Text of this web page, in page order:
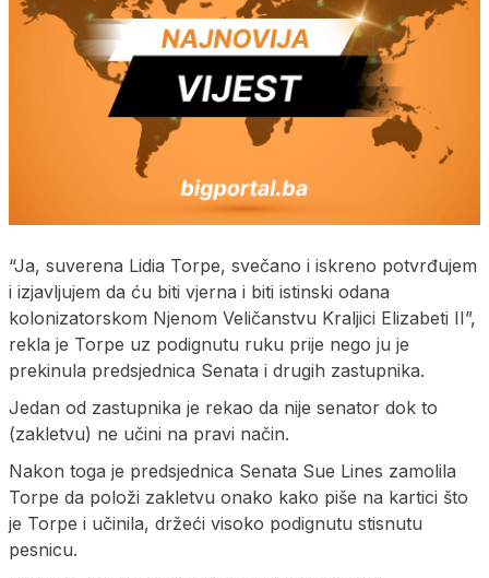
“Ja, suverena Lidia Torpe, svečano i iskreno potvrđujem
i izjavljujem da ću biti vjerna i biti istinski odana
kolonizatorskom Njenom Veličanstvu Kraljici Elizabeti II”,
rekla je Torpe uz podignutu ruku prije nego ju je
prekinula predsjednica Senata i drugih zastupnika.
Jedan od zastupnika je rekao da nije senator dok to
(zakletvu) ne učini na pravi način.
Nakon toga je predsjednica Senata Sue Lines zamolila
Torpe da položi zakletvu onako kako piše na kartici što
je Torpe i učinila, držeći visoko podignutu stisnutu
pesnicu.